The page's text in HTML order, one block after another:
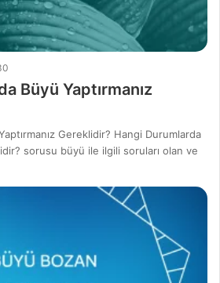
Büyü Yaptırmanız
Gereklidir? Hangi Durumlarda
sorusu büyü ile ilgili soruları olan ve